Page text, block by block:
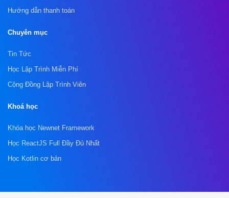
Hướng dẫn thanh toán
Chuyên mục
Tin Tức
Học Lập Trình Miễn Phí
Cộng Đồng Lập Trình Viên
Khoá học
Khóa học Newnet Framework
Học ReactJS Full Đầy Đủ Nhất
Học Kotlin cơ bản